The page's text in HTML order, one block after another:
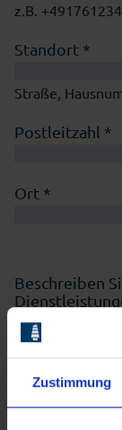
Zustimmung
z.B.
Standort *
Straße,
Postleitzahl *
Ort *
Beschreiben
Branchen